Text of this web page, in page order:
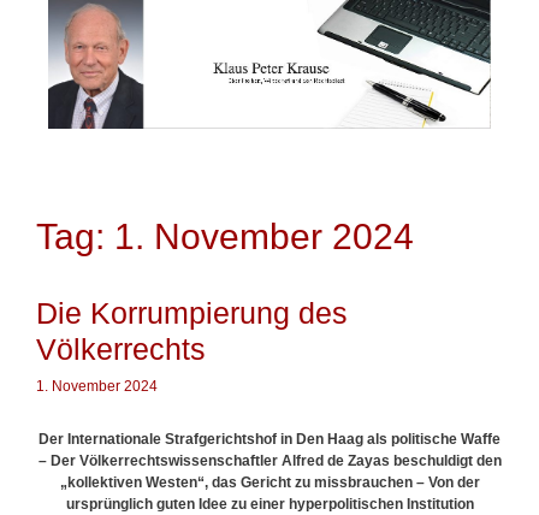
Tag: 1. November 2024
Die Korrumpierung des
Völkerrechts
1. November 2024
Der Internationale Strafgerichtshof in Den Haag als politische Waffe
– Der Völkerrechtswissenschaftler Alfred de Zayas beschuldigt den
„kollektiven Westen“, das Gericht zu missbrauchen – Von der
ursprünglich guten Idee zu einer hyperpolitischen Institution